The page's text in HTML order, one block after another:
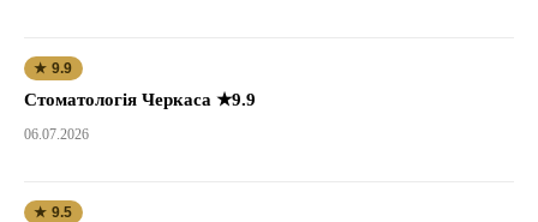
★ 9.9
Стоматологія Черкаса ★9.9
06.07.2026
★ 9.5